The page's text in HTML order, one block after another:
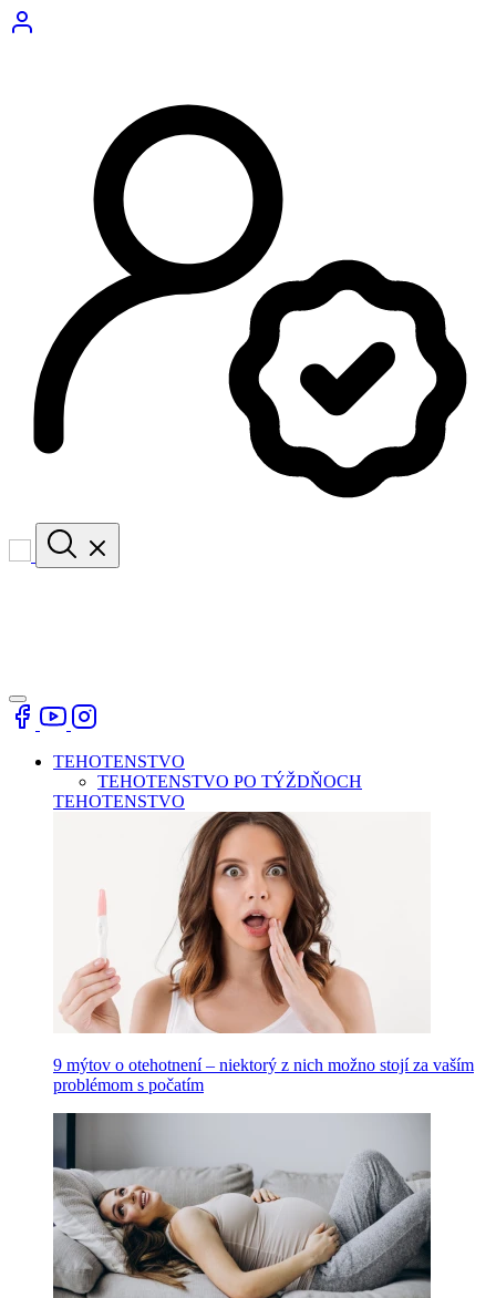
TEHOTENSTVO
TEHOTENSTVO PO TÝŽDŇOCH
TEHOTENSTVO
9 mýtov o otehotnení – niektorý z nich možno stojí za vaším
problémom s počatím